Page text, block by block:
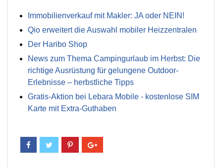
Immobilienverkauf mit Makler: JA oder NEIN!
Qio erweitert die Auswahl mobiler Heizzentralen
Der Haribo Shop
News zum Thema Campingurlaub im Herbst: Die
richtige Ausrüstung für gelungene Outdoor-
Erlebnisse – herbstliche Tipps
Gratis-Aktion bei Lebara Mobile - kostenlose SIM
Karte mit Extra-Guthaben